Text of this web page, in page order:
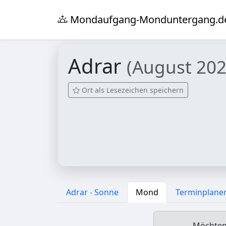
Mondaufgang-
Adrar (August
Ort als Lesezeichen speichern
Adrar - Sonne Mond